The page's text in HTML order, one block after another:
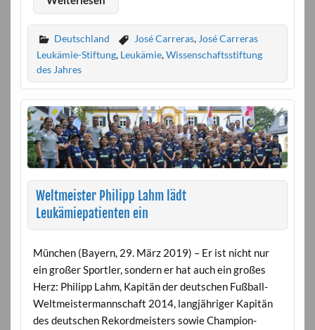
Deutschland José Carreras, José Carreras
Leukämie-Stiftung, Leukämie,Wissenschaftsstiftung
des Jahres
Weltmeister Philipp Lahm lädt
Leukämiepatienten ein
München (Bayern, 29. März 2019) – Er ist nicht nur
ein großer Sportler, sondern er hat auch ein großes
Herz: Philipp Lahm, Kapitän der deutschen Fußball-
Weltmeistermannschaft 2014, langjähriger Kapitän
des deutschen Rekordmeisters sowie Champion-